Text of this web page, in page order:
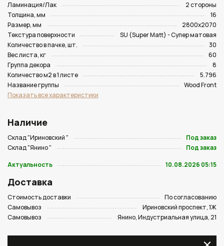
Ламинация/Лак
2 стороны
Толщина, мм
16
Размер, мм
2800х2070
Текстура поверхности
SU (Super Matt) - Супер матовая
Количество в пачке, шт.
30
Вес листа, кг
60
Группа декора
8
Количество м2 в 1 листе
5.796
Название группы
Wood Front
Показать все характеристики
Наличие
Склад "Ириновский "
Под заказ
Склад "Янино "
Под заказ
Актуальность
10.08.2026 05:15
Доставка
Стоимость доставки
По согласованию
Самовывоз
Ириновский проспект, 1Ж
Самовывоз
Янино, Индустриальная улица, 21